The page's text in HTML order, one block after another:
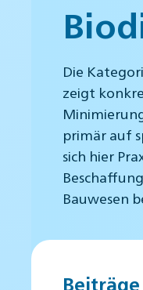
Die
zeigt
primär auf
sich hier
Bauwesen